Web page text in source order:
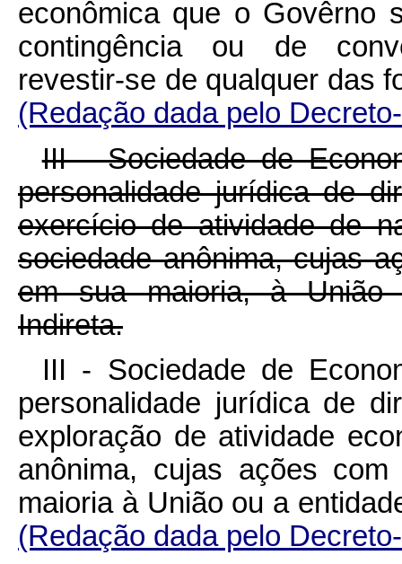
econômica que o Govêrno
contingência ou de
revestir-se de qualquer
(Redação dada pelo
III - Sociedade de
personalidade jurídica de
exercício de atividade de
sociedade anônima, cujas
em sua maioria, à União
Indireta.
III - Sociedade de
personalidade jurídica de
exploração de atividade
anônima, cujas ações
maioria à União ou a
(Redação dada pelo